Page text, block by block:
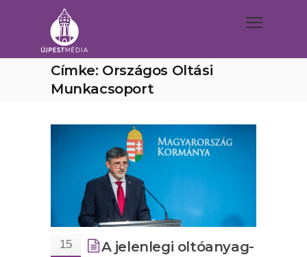
Címke: Országos Oltási
Munkacsoport
15
A jelenlegi oltóanyag-